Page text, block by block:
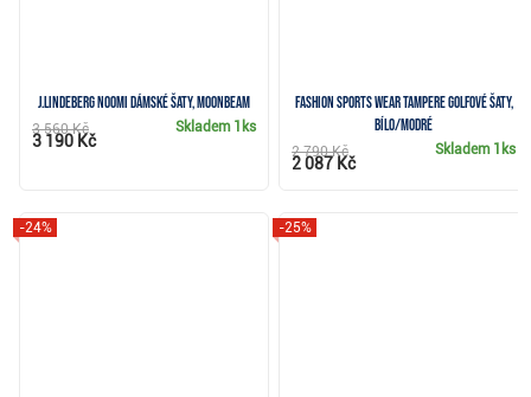
J.Lindeberg Noomi dámské šaty, moonbeam
Skladem 1ks
3 560 Kč
3 190 Kč
Fashion Sports Wear Tampere golfové šaty,
bílo/modré
Skladem 1ks
2 790 Kč
2 087 Kč
-24% -25%